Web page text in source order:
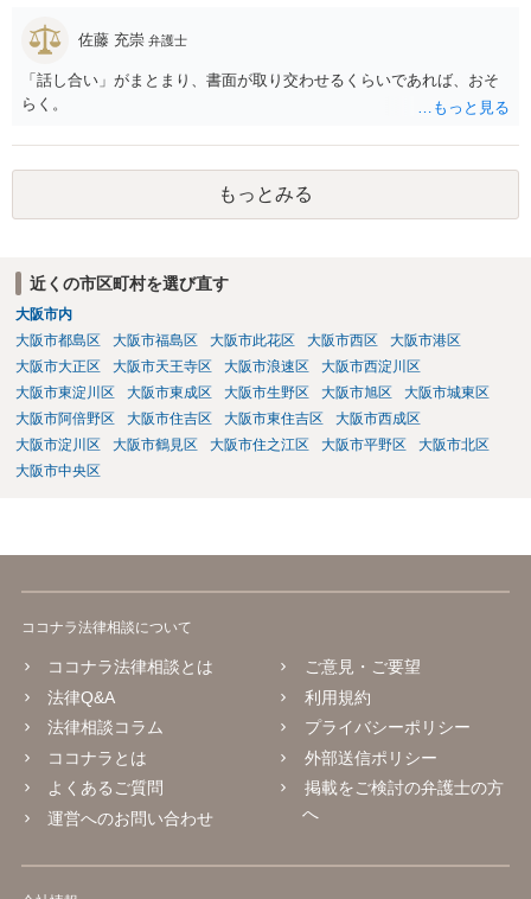
佐藤 充崇 弁護士
「話し合い」がまとまり、書面が取り交わせるくらいであれば、おそ
らく。
もっとみる
近くの市区町村を選び直す
大阪市内
大阪市都島区
大阪市福島区 大阪市此花区 大阪市西区
大阪市港区
大阪市大正区
大阪市天王寺区 大阪市浪速区
大阪市西淀川区
大阪市東淀川区
大阪市東成区 大阪市生野区 大阪市旭区
大阪市城東区
大阪市阿倍野区
大阪市住吉区 大阪市東住吉区
大阪市西成区
大阪市淀川区
大阪市鶴見区 大阪市住之江区 大阪市平野区
大阪市北区
大阪市中央区
ココナラ法律相談について
ココナラ法律相談とは
法律Q&A
法律相談コラム
ココナラとは
よくあるご質問
運営へのお問い合わせ
ご意見・ご要望
利用規約
プライバシーポリシー
外部送信ポリシー
掲載をご検討の弁護士の方
へ